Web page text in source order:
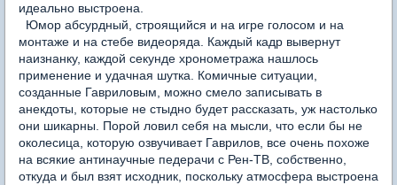
идеально выстроена.
Юмор абсурдный, строящийся и на игре голосом и на
монтаже и на стебе видеоряда. Каждый кадр вывернут
наизнанку, каждой секунде хронометража нашлось
применение и удачная шутка. Комичные ситуации,
созданные Гавриловым, можно смело записывать в
анекдоты, которые не стыдно будет рассказать, уж настолько
они шикарны. Порой ловил себя на мысли, что если бы не
околесица, которую озвучивает Гаврилов, все очень похоже
на всякие антинаучные педерачи с Рен-ТВ, собственно,
откуда и был взят исходник, поскольку атмосфера выстроена